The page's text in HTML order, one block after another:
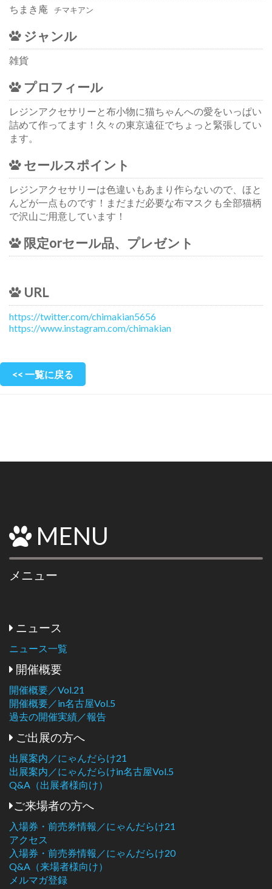
ちまき庵 チマキアン
ジャンル
雑貨
プロフィール
レジンアクセサリーと布小物に猫ちゃんへの愛をいっぱい
詰めて作ってます！久々の東京遠征でちょっと緊張してい
ます。
セールスポイント
レジンアクセサリーは色違いもあまり作らないので、ほと
んどが一点ものです！まだまだ必要な布マスクも全部猫柄
で沢山ご用意しています！
限定orセール品、プレゼント
URL
https://twitter.com/chimakian5656
https://www.instagram.com/chimakian
<< 一覧に戻る
MENU
メニュー
ニュース
ニュース一覧
開催概要
開催概要／Vol.21
開催概要／in名古屋Vol.5
過去の開催実績／報告
ご出展の方へ
出展案内／にゃんだらけ21
出展案内／にゃんだらけin名古屋Vol.5
Q&A（出展者様向け）
ご来場者の方へ
入場券・前売券情報／にゃんだらけ21
アクセス
入場券・前売券情報／にゃんだらけ20
Q&A（来場者様向け）
メルマガ登録